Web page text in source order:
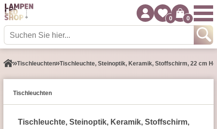
0 0
Tisch­leuchten Tischleuchte, Steinoptik, Keramik, Stoffschirm, 22 cm
Tisch­leuchten
Tischleuchte, Steinoptik, Keramik, Stoffschirm,